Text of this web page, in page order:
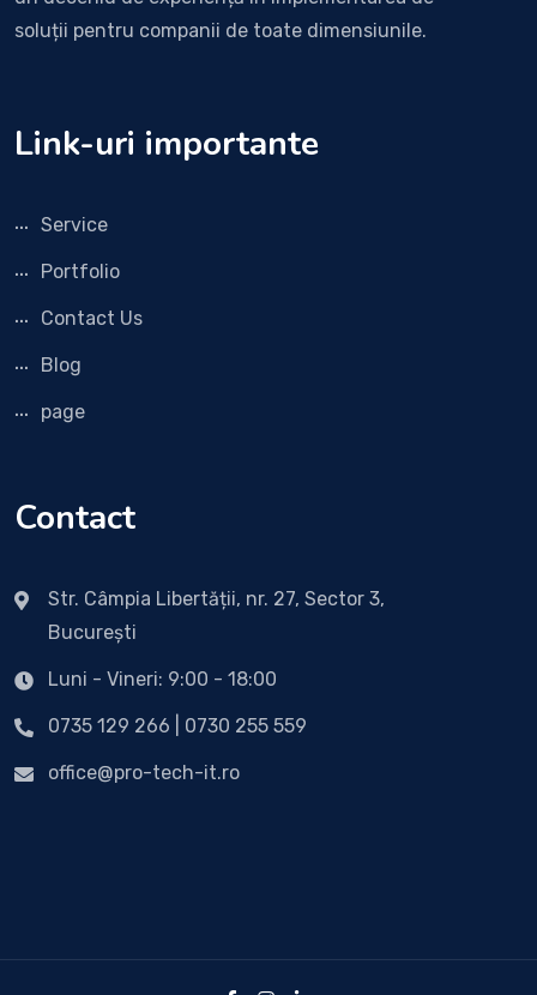
soluții pentru companii de toate dimensiunile.
Link-uri importante
Service
Portfolio
Contact Us
Blog
page
Contact
Str. Câmpia Libertății, nr. 27, Sector 3,
București
Luni - Vineri: 9:00 - 18:00
0735 129 266 | 0730 255 559
office@pro-tech-it.ro